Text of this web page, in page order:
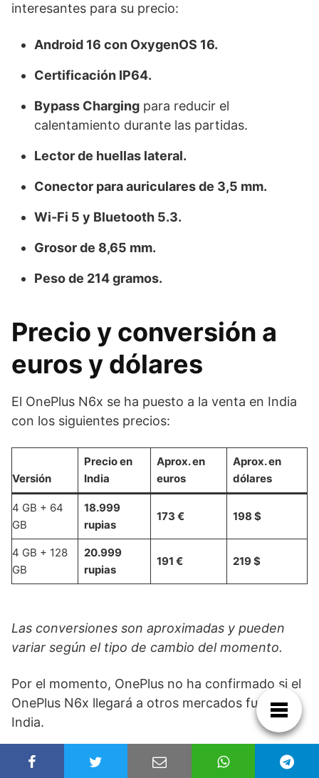
interesantes para su precio:
Android 16 con OxygenOS 16.
Certificación IP64.
Bypass Charging para reducir el
calentamiento durante las partidas.
Lector de huellas lateral.
Conector para auriculares de 3,5 mm.
Wi-Fi 5 y Bluetooth 5.3.
Grosor de 8,65 mm.
Peso de 214 gramos.
Precio y conversión a
euros y dólares
El OnePlus N6x se ha puesto a la venta en India
con los siguientes precios:
Versión
Precio en
India
Aprox. en
euros
Aprox. en
dólares
4 GB + 64
GB
18.999
rupias
173 € 198 $
4 GB + 128
GB
20.999
rupias
191 € 219 $
Las conversiones son aproximadas y pueden
variar según el tipo de cambio del momento.
Por el momento, OnePlus no ha confirmado si el
OnePlus N6x llegará a otros mercados fuera de
India.